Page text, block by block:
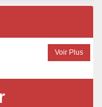
Voir Plus